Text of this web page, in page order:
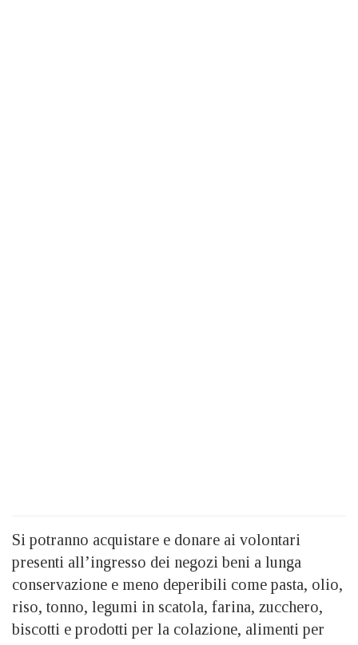
Si potranno acquistare e donare ai volontari
presenti all’ingresso dei negozi beni a lunga
conservazione e meno deperibili come pasta, olio,
riso, tonno, legumi in scatola, farina, zucchero,
biscotti e prodotti per la colazione, alimenti per